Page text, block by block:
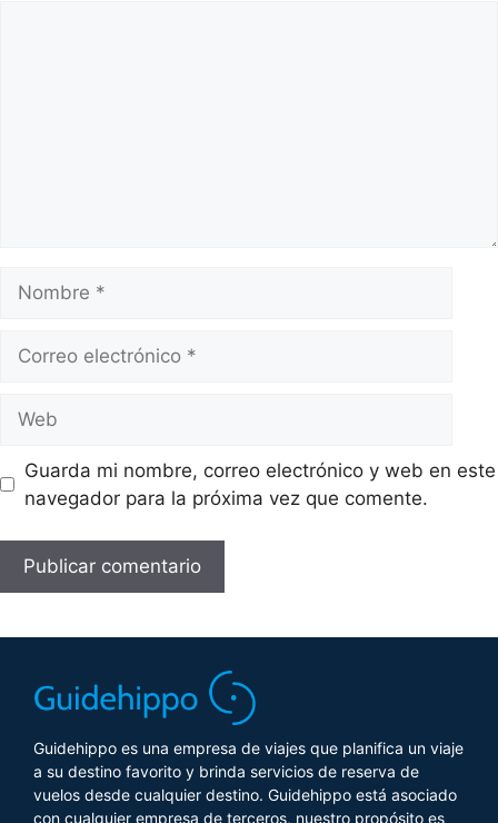
Guarda mi nombre, correo electrónico y web en este
navegador para la próxima vez que comente.
Guidehippo es una empresa de viajes que planifica un viaje
a su destino favorito y brinda servicios de reserva de
vuelos desde cualquier destino. Guidehippo está asociado
con cualquier empresa de terceros, nuestro propósito es